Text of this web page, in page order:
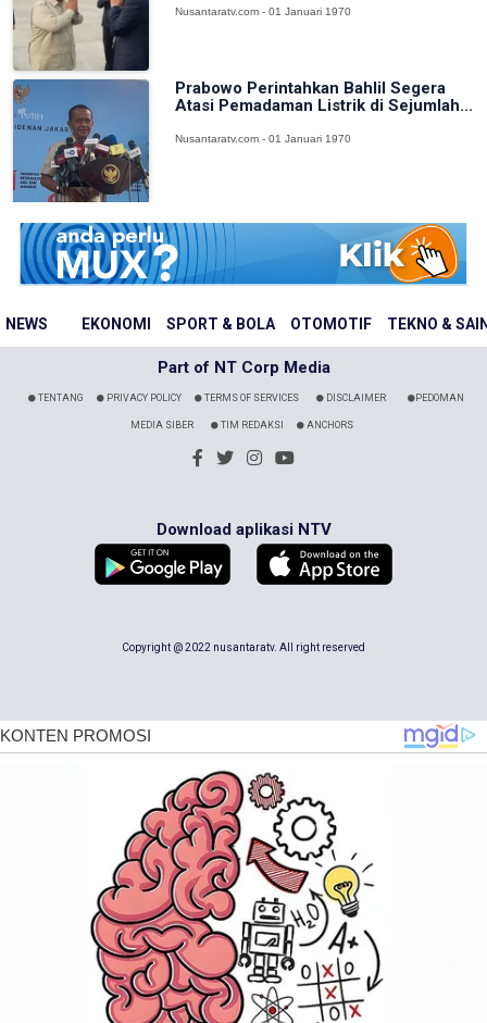
NEWS EKONOMI SPORT & BOLA OTOMOTIF TEKNO &
Nusantaratv.com - 01 Januari 1970
Prabowo Perintahkan Bahlil Segera
Atasi Pemadaman Listrik di Sejumlah...
Nusantaratv.com - 01 Januari 1970
Part of NT Corp Media
TENTANG PRIVACY POLICY TERMS OF SERVICES DISCLAIMER PEDOMAN
MEDIA SIBER TIM REDAKSI ANCHORS
Download aplikasi NTV
Copyright @ 2022 nusantaratv. All right reserved